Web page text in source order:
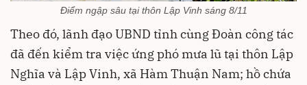
Điểm ngập sâu tại thôn Lập Vinh sáng 8/11
Theo đó, lãnh đạo UBND tỉnh cùng Đoàn công tác
đã đến kiểm tra việc ứng phó mưa lũ tại thôn Lập
Nghĩa và Lập Vinh, xã Hàm Thuận Nam; hồ chứa